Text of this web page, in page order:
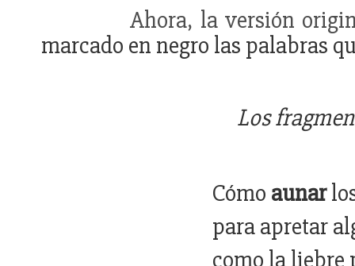
Ahora, la versión
marcado en negro las palabras
Los
Cómo aunar
para apretar
como la liebre